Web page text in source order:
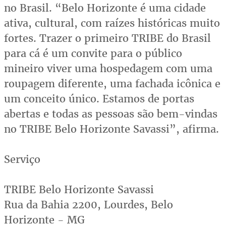
no Brasil. “Belo Horizonte é uma cidade
ativa, cultural, com raízes históricas muito
fortes. Trazer o primeiro TRIBE do Brasil
para cá é um convite para o público
mineiro viver uma hospedagem com uma
roupagem diferente, uma fachada icônica e
um conceito único. Estamos de portas
abertas e todas as pessoas são bem-vindas
no TRIBE Belo Horizonte Savassi”, afirma.
Serviço
TRIBE Belo Horizonte Savassi
Rua da Bahia 2200, Lourdes, Belo
Horizonte - MG